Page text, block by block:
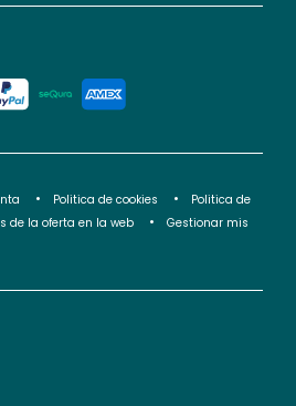
nuestra
de
privacidad</2>.
Politica de cookies
Politica de
de la oferta en la web
Gestionar mis